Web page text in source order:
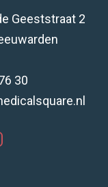
Geeststraat 2
30